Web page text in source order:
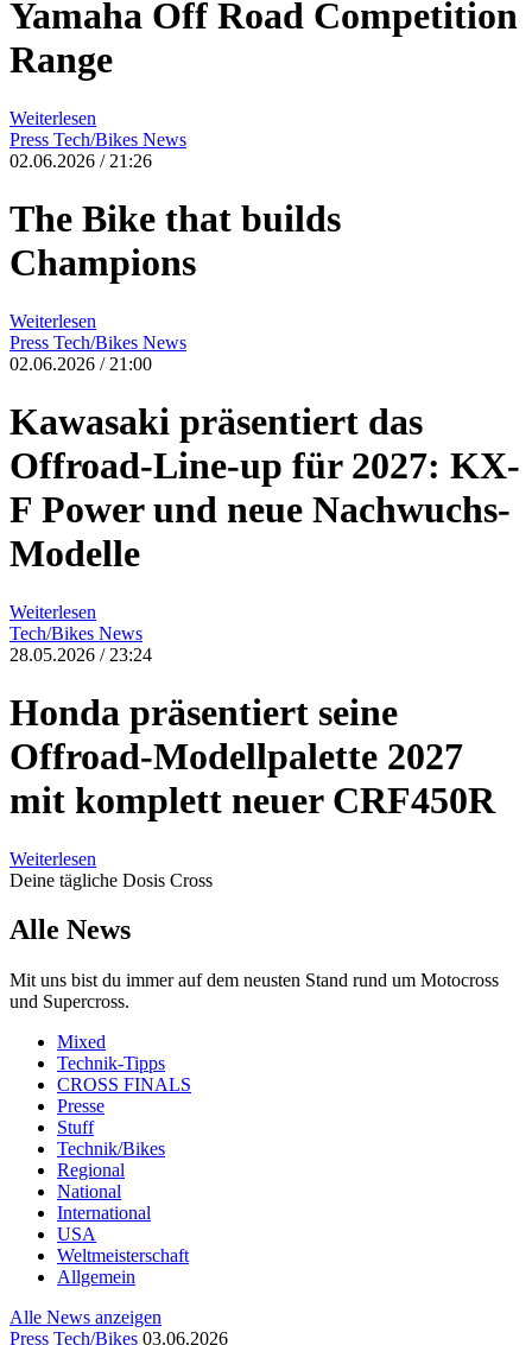
Yamaha Off Road Competition
Range
Weiterlesen
Press Tech/Bikes News
02.06.2026 / 21:26
The Bike that builds
Champions
Weiterlesen
Press Tech/Bikes News
02.06.2026 / 21:00
Kawasaki präsentiert das
Offroad-Line-up für 2027: KX-
F Power und neue Nachwuchs-
Modelle
Weiterlesen
Tech/Bikes News
28.05.2026 / 23:24
Honda präsentiert seine
Offroad-Modellpalette 2027
mit komplett neuer CRF450R
Weiterlesen
Deine tägliche Dosis Cross
Alle News
Mit uns bist du immer auf dem neusten Stand rund um Motocross
und Supercross.
Mixed
Technik-Tipps
CROSS FINALS
Presse
Stuff
Technik/Bikes
Regional
National
International
USA
Weltmeisterschaft
Allgemein
Alle News anzeigen
Press Tech/Bikes 03.06.2026